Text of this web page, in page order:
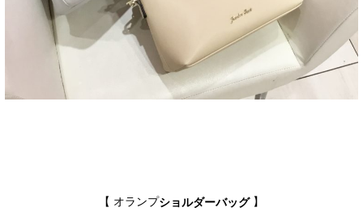
【 オランプショルダーバッグ 】